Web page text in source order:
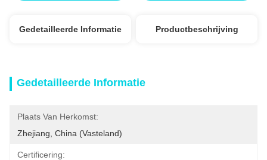
Gedetailleerde Informatie Productbeschrijving
Gedetailleerde Informatie
Plaats Van Herkomst:
Zhejiang, China (vasteland)
Certificering: